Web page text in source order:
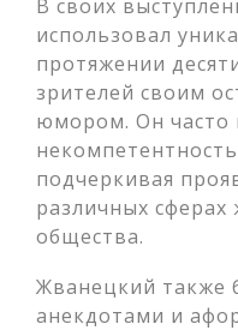
В своих
использовал
протяжении
зрителей своим
юмором. Он часто
подчеркивая
различных сферах
общества.
Жванецкий также
анекдотами и